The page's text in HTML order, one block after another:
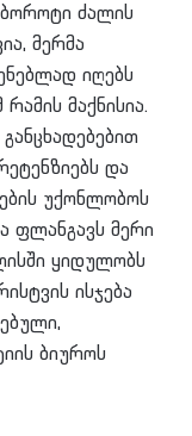
ბოროტი ძალის
მერმა
იღებს
მაქნისია.
და
უქონლობოს
ფლანგავს მერი
ყიდულობს
ისჯება
ბიუროს